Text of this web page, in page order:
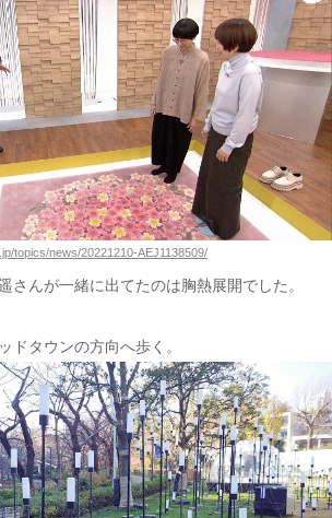
topics/news/20221210-AEJ1138509/
さんが一緒に出てたのは胸熱展開でした。
ドタウンの方向へ歩く。